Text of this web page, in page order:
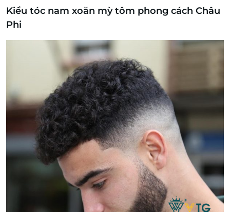
Kiểu tóc nam xoăn mỳ tôm phong cách Châu
Phi